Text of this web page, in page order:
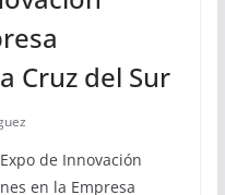
Cruz del Sur
de Innovación
en la Empresa